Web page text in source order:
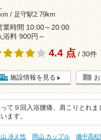
/ 足守駅2.79km
業時間 10:00～20:00
浴料 900円～
4.4 点 / 30件
施設情報を見る
て９回入浴腰痛、肩こりとれ
ます。
山 冷え性 岡山 カップル 備中高松